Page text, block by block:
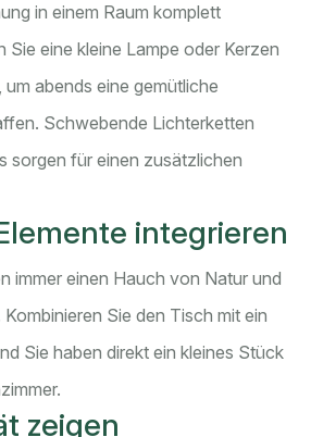
in einem Raum komplett
Sie eine kleine Lampe oder Kerzen
abends eine gemütliche
Schwebende Lichterketten
sorgen für einen zusätzlichen
integrieren
immer einen Hauch von Natur und
Sie den Tisch mit ein
Sie haben direkt ein kleines Stück
zeigen